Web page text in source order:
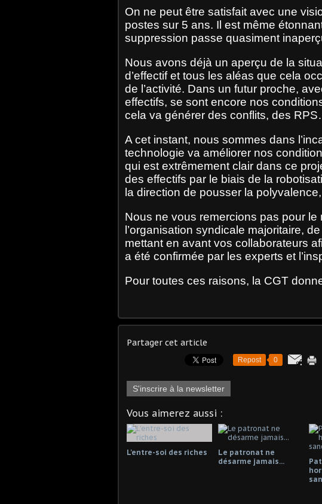
On ne peut être satisfait avec une
postes sur 5 ans. Il est même
suppression passe quasiment
Nous avons déjà un aperçu de la
d’effectif et tous les aléas que cela
de l’activité. Dans un futur proche,
effectifs, se sont encore nos
cela va générer des conflits, des
A cet instant, nous sommes dans
technologie va améliorer nos
qui est extrêmement clair dans ce
des effectifs par le biais de la
la direction de pousser la
Nous ne vous remercions pas pour
l’organisation syndicale majoritaire,
mettant en avant vos collaborateurs
a été confirmée par les experts et
Pour toutes ces raisons, la CGT
Partager cet article
Repost 0
S'inscrire à la newsletter
Vous aimerez aussi :
L'entre-soi des riches
Le patronat ne
désarme jamais...